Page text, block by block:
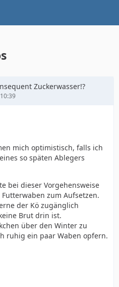
Zuckerwasser!?
mich optimistisch, falls ich
so späten Ablegers
bei dieser Vorgehensweise
zum Aufsetzen.
der Kö zugänglich
Brut drin ist.
über den Winter zu
ruhig ein paar Waben opfern.